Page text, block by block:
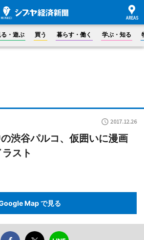
る・遊ぶ 買う 暮らす・働く 学ぶ・知る
2017.12.26
渋谷パルコ、仮囲いに漫画
スト
Map で見る